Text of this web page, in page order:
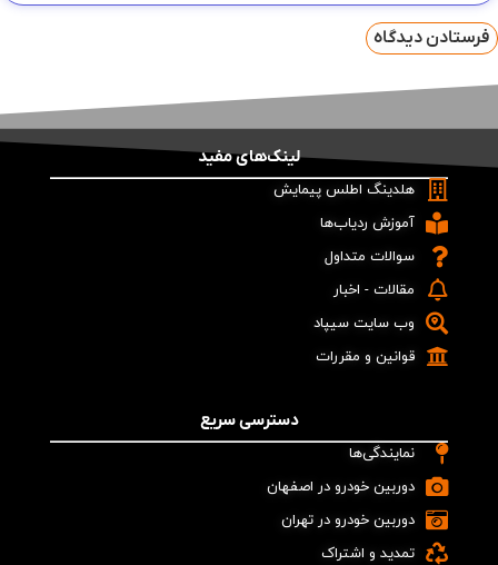
لینک‌های مفید
هلدینگ اطلس پیمایش
آموزش ردیاب‌ها
سوالات متداول
مقالات - اخبار
وب سایت سیپاد
قوانین و مقررات
دسترسی سریع
نمایندگی‌ها
دوربین خودرو در اصفهان
دوربین خودرو در تهران
تمدید و اشتراک